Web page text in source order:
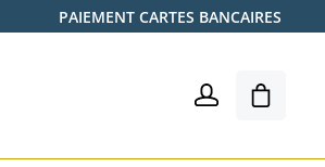
PAIEMENT CARTES BANCAIRES
Le